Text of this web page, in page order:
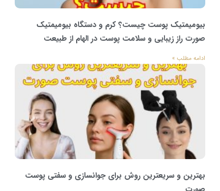
بیومیمتیک پوست چیست؟ کرم و دستگاه بیومیمتیک
صورت راز زیبایی و سلامت پوست در الهام از طبیعت
ادامه مطلب »
بهترین و سریعترین روش برای جوانسازی و سفتی پوست